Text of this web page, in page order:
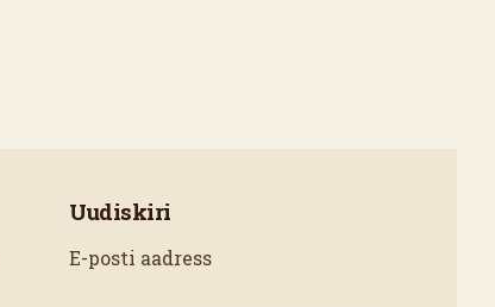
Uudiskiri
E-posti aadress